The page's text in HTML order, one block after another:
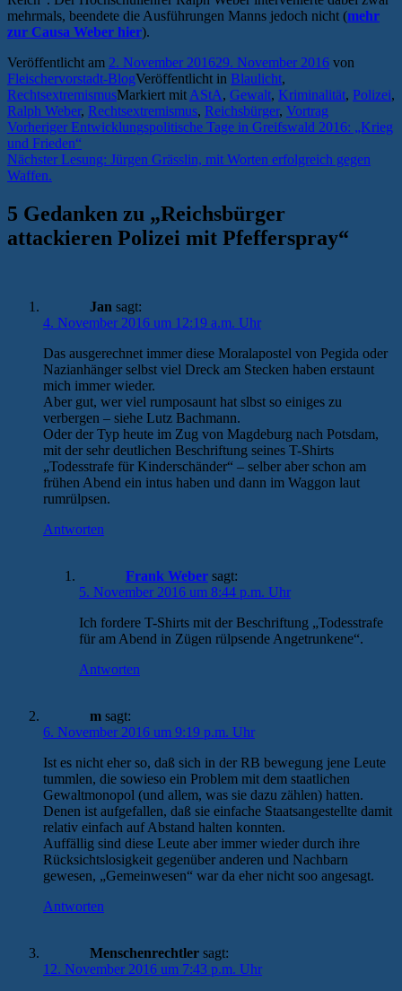
mehrmals, beendete die Ausführungen Manns jedoch nicht (mehr
zur Causa Weber hier).
Veröffentlicht am 2. November 201629. November 2016 von
Fleischervorstadt-BlogVeröffentlicht in Blaulicht,
RechtsextremismusMarkiert mitAStA, Gewalt, Kriminalität, Polizei,
Ralph Weber, Rechtsextremismus, Reichsbürger, Vortrag
Beitragsnavigation
Vorheriger Vorheriger
Beitrag:
Entwicklungspolitische Tage in Greifswald 2016: „Krieg
und Frieden“
Nächster Nächster
Lesung: Jürgen Grässlin, mit Worten erfolgreich gegen
Waffen.
5 Gedanken zu „Reichsbürger
attackieren Polizei mit Pfefferspray“
Jan sagt:
4. November 2016 um 12:19 a.m. Uhr
Das ausgerechnet immer diese Moralapostel von Pegida oder
Nazianhänger selbst viel Dreck am Stecken haben erstaunt
mich immer wieder.
Aber gut, wer viel rumposaunt hat slbst so einiges zu
verbergen – siehe Lutz Bachmann.
Oder der Typ heute im Zug von Magdeburg nach Potsdam,
mit der sehr deutlichen Beschriftung seines T-Shirts
„Todesstrafe für Kinderschänder“ – selber aber schon am
frühen Abend ein intus haben und dann im Waggon laut
rumrülpsen.
Antworten
Frank Weber sagt:
5. November 2016 um 8:44 p.m. Uhr
Ich fordere T-Shirts mit der Beschriftung „Todesstrafe
für am Abend in Zügen rülpsende Angetrunkene“.
Antworten
m sagt:
6. November 2016 um 9:19 p.m. Uhr
Ist es nicht eher so, daß sich in der RB bewegung jene Leute
tummlen, die sowieso ein Problem mit dem staatlichen
Gewaltmonopol (und allem, was sie dazu zählen) hatten.
Denen ist aufgefallen, daß sie einfache Staatsangestellte damit
relativ einfach auf Abstand halten konnten.
Auffällig sind diese Leute aber immer wieder durch ihre
Rücksichtslosigkeit gegenüber anderen und Nachbarn
gewesen, „Gemeinwesen“ war da eher nicht soo angesagt.
Antworten
Menschenrechtler sagt:
12. November 2016 um 7:43 p.m. Uhr